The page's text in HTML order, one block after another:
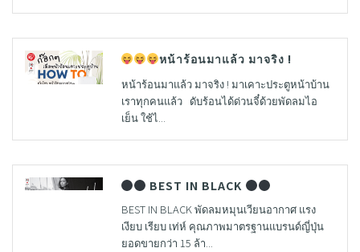
หน้าร้อนมาแล้ว มาจริง !
หน้าร้อนมาแล้ว มาจริง ! มาเคาะประตูหน้าบ้าน
เราทุกคนแล้ว ดับร้อนได้ด่วนจี๋ด้วยพัดลมไอ
เย็น ใช้ไ...
BEST IN BLACK
BEST IN BLACK พัดลมหมุนเวียนอากาศ แรง
เงียบ เรียบ เท่ห์ คุณภาพมาตรฐานแบรนด์ญี่ปุ่น
ยอดขายกว่า 15 ล้า...